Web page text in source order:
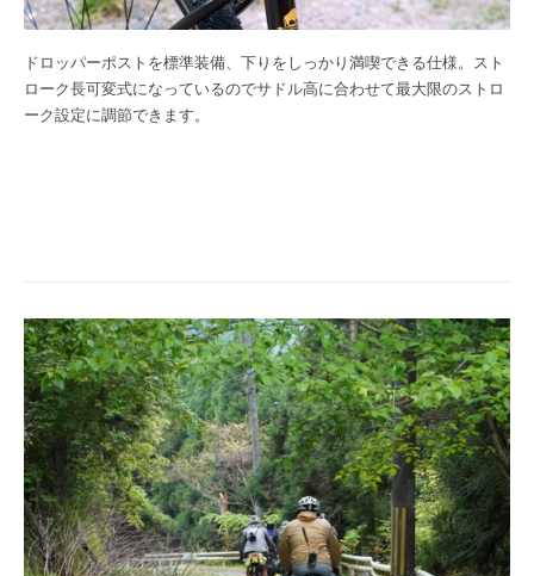
ドロッパーポストを標準装備、下りをしっかり満喫できる仕様。スト
ローク長可変式になっているのでサドル高に合わせて最大限のストロ
ーク設定に調節できます。